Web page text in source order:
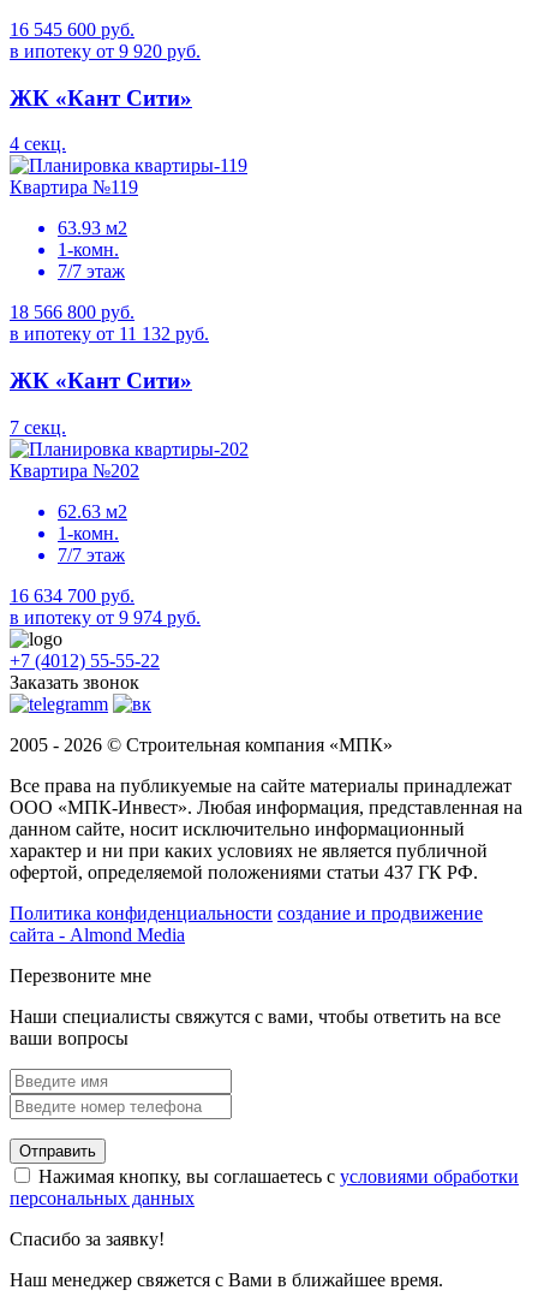
16 545 600 руб.
в ипотеку от 9 920 руб.
ЖК «Кант Сити»
4 секц.
Квартира №119
63.93 м2
1-комн.
7/7 этаж
18 566 800 руб.
в ипотеку от 11 132 руб.
ЖК «Кант Сити»
7 секц.
Квартира №202
62.63 м2
1-комн.
7/7 этаж
16 634 700 руб.
в ипотеку от 9 974 руб.
+7 (4012) 55-55-22
Заказать звонок
2005 - 2026 © Строительная компания «МПК»
Все права на публикуемые на сайте материалы принадлежат
ООО «МПК-Инвест». Любая информация, представленная на
данном сайте, носит исключительно информационный
характер и ни при каких условиях не является публичной
офертой, определяемой положениями статьи 437 ГК РФ.
Политика конфиденциальности создание и продвижение
сайта - Almond Media
Перезвоните мне
Наши специалисты свяжутся с вами, чтобы ответить на все
ваши вопросы
Отправить
Нажимая кнопку, вы соглашаетесь с условиями обработки
персональных данных
Спасибо за заявку!
Наш менеджер свяжется с Вами в ближайшее время.